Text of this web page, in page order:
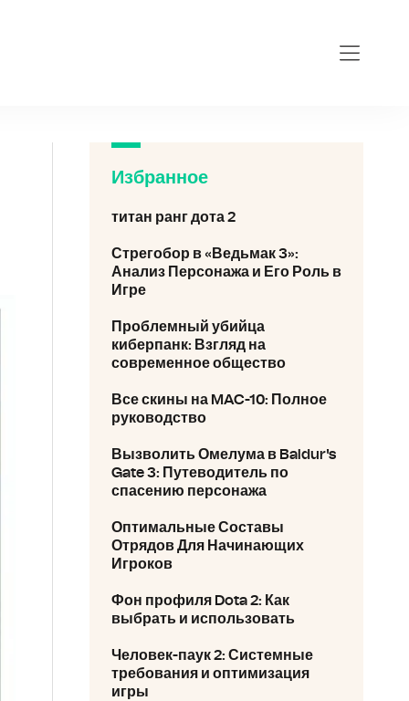
Избранное
титан ранг дота 2
Стрегобор в «Ведьмак 3»:
Анализ Персонажа и Его Роль в
Игре
Проблемный убийца
киберпанк: Взгляд на
современное общество
Все скины на MAC-10: Полное
руководство
Вызволить Омелума в Baldur's
Gate 3: Путеводитель по
спасению персонажа
Оптимальные Составы
Отрядов Для Начинающих
Игроков
Фон профиля Dota 2: Как
выбрать и использовать
Человек-паук 2: Системные
требования и оптимизация
игры